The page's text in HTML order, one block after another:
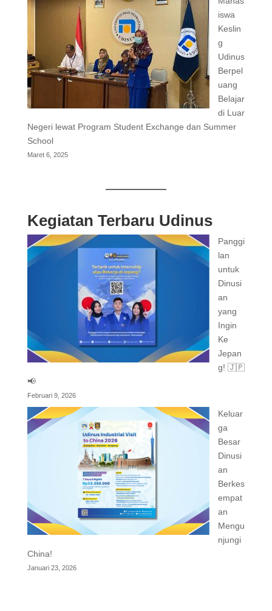
iswa
Keslin
g
Udinus
Berpel
uang
Belajar
di Luar
Negeri lewat Program Student Exchange dan Summer
School
Maret 6, 2025
Kegiatan Terbaru Udinus
Panggi
lan
untuk
Dinusi
an
yang
Ingin
Ke
Jepan
g! 🇯🇵
📢
Februari 9, 2026
Keluar
ga
Besar
Dinusi
an
Berkes
empat
an
Mengu
njungi
China!
Januari 23, 2026